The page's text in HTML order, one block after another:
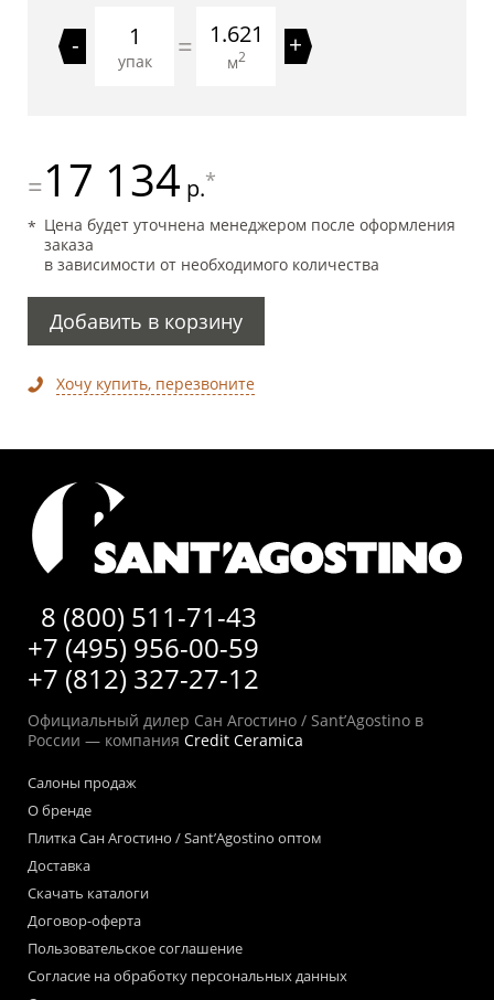
-
упак = 1.621
м2 +
=17 134 р.*
Цена будет уточнена менеджером после оформления
заказа
в зависимости от необходимого количества
Добавить в корзину
Хочу купить, перезвоните
8 (800) 511-71-43
+7 (495) 956-00-59
+7 (812) 327-27-12
Официальный дилер Сан Агостино / Sant’Agostino в
России — компания Credit Ceramica
Салоны продаж
О бренде
Плитка Сан Агостино / Sant’Agostino оптом
Доставка
Скачать каталоги
Договор-оферта
Пользовательское соглашение
Согласие на обработку персональных данных